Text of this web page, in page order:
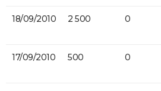
18/09/2010 2 500 0
17/09/2010 500 0